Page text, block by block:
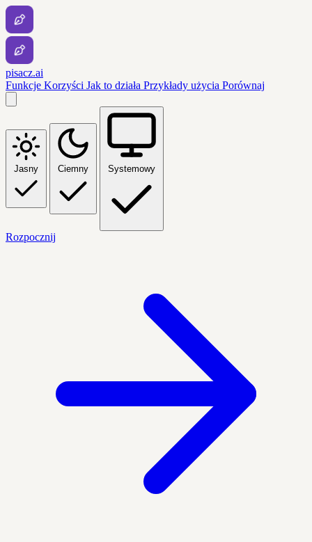
pisacz.ai
Funkcje Korzyści Jak to działa Przykłady użycia Porównaj
Jasny Ciemny Systemowy
Rozpocznij